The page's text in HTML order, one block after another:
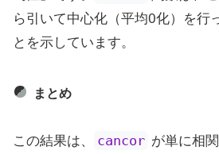
ら引いて中心化（平均0化）を行
とを示しています。
まとめ
この結果は、 cancor が単に相